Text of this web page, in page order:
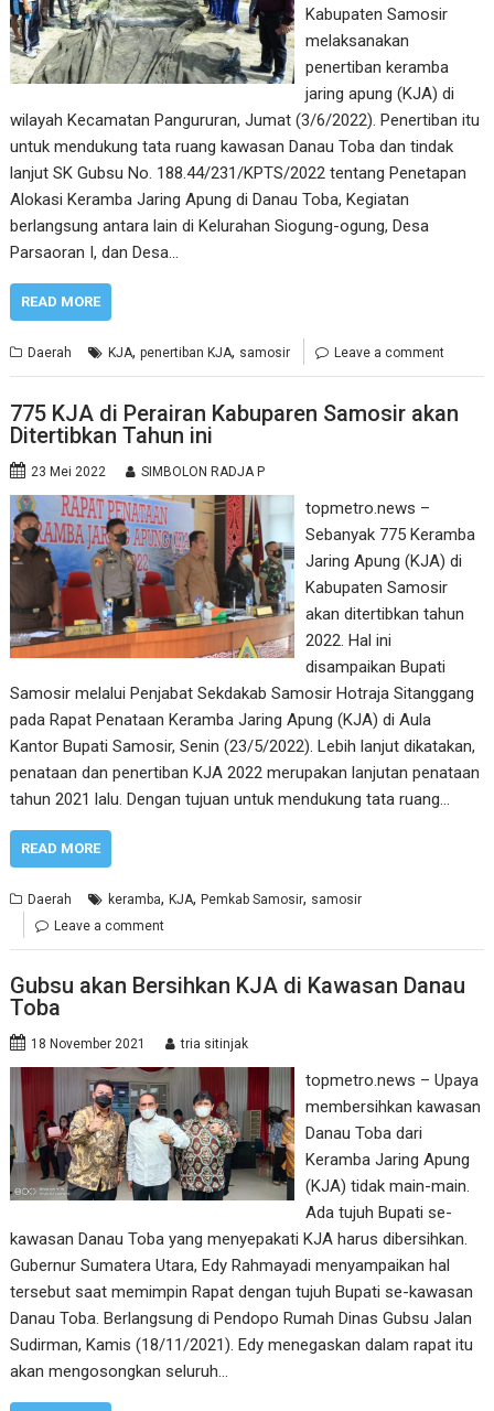
Kabupaten Samosir
melaksanakan
penertiban keramba
jaring apung (KJA) di
wilayah Kecamatan Pangururan, Jumat (3/6/2022). Penertiban itu
untuk mendukung tata ruang kawasan Danau Toba dan tindak
lanjut SK Gubsu No. 188.44/231/KPTS/2022 tentang Penetapan
Alokasi Keramba Jaring Apung di Danau Toba, Kegiatan
berlangsung antara lain di Kelurahan Siogung-ogung, Desa
Parsaoran I, dan Desa…
READ MORE
Daerah KJA,penertiban KJA, samosir Leave a comment
775 KJA di Perairan Kabuparen Samosir akan
Ditertibkan Tahun ini
23 Mei 2022 SIMBOLON RADJA P
topmetro.news –
Sebanyak 775 Keramba
Jaring Apung (KJA) di
Kabupaten Samosir
akan ditertibkan tahun
2022. Hal ini
disampaikan Bupati
Samosir melalui Penjabat Sekdakab Samosir Hotraja Sitanggang
pada Rapat Penataan Keramba Jaring Apung (KJA) di Aula
Kantor Bupati Samosir, Senin (23/5/2022). Lebih lanjut dikatakan,
penataan dan penertiban KJA 2022 merupakan lanjutan penataan
tahun 2021 lalu. Dengan tujuan untuk mendukung tata ruang…
READ MORE
Daerah keramba,KJA,Pemkab Samosir, samosir
Leave a comment
Gubsu akan Bersihkan KJA di Kawasan Danau
Toba
18 November 2021 tria sitinjak
topmetro.news – Upaya
membersihkan kawasan
Danau Toba dari
Keramba Jaring Apung
(KJA) tidak main-main.
Ada tujuh Bupati se-
kawasan Danau Toba yang menyepakati KJA harus dibersihkan.
Gubernur Sumatera Utara, Edy Rahmayadi menyampaikan hal
tersebut saat memimpin Rapat dengan tujuh Bupati se-kawasan
Danau Toba. Berlangsung di Pendopo Rumah Dinas Gubsu Jalan
Sudirman, Kamis (18/11/2021). Edy menegaskan dalam rapat itu
akan mengosongkan seluruh…